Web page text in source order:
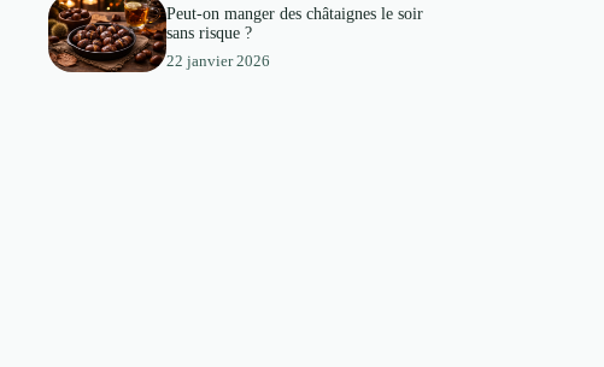
Peut-on manger des châtaignes le soir
sans risque ?
22 janvier 2026